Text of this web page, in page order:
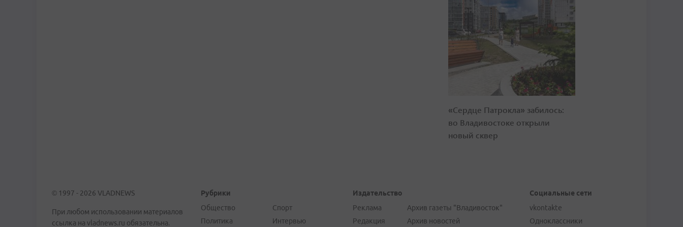
«Сердце Патрокла» забилось:
во Владивостоке открыли
новый сквер
© 1997 - 2026 VLADNEWS
При любом использовании материалов
ссылка на vladnews.ru обязательна.
Рубрики
Общество
Политика
Спорт
Интервью
Издательство
Реклама
Редакция
Архив газеты "Владивосток"
Архив новостей
Социальные сети
vkontakte
Одноклассники